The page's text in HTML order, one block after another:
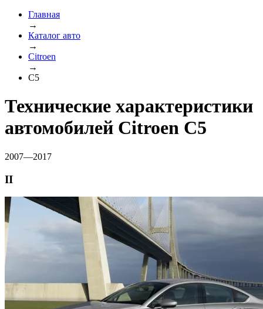
Главная
→
Каталог авто
→
Citroen
→
C5
Технические характеристики
автомобилей Citroen C5
2007—2017
II